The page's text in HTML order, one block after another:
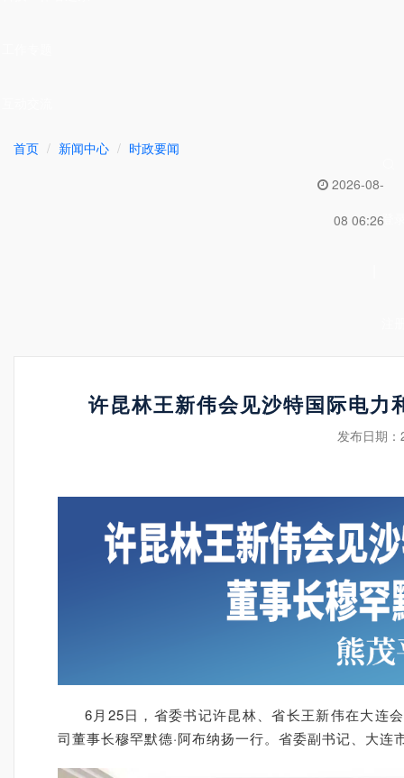
登
首页 新闻中心
时政要闻
2026-08-
08 06:26
许昆林王新伟会见沙特国际电力
发布日期：
6月25日，省委书记许昆林、省长王新伟在大连
司董事长穆罕默德·阿布纳扬一行。省委副书记、大连